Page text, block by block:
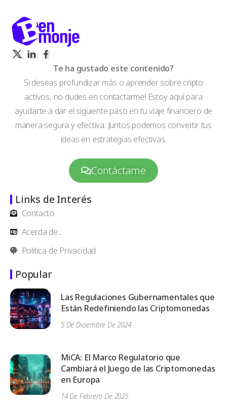
Te ha gustado este contenido?
Si deseas profundizar más o aprender sobre cripto
activos, no dudes en contactarme! Estoy aquí para
ayudarte a dar el siguiente paso en tu viaje financiero de
manera segura y efectiva. Juntos podemos convertir tus
ideas en estrategias efectivas.
Contáctame
Links de Interés
Contacto
Acerda de...
Politica de Privacidad
Popular
Las Regulaciones Gubernamentales que
Están Redefiniendo las Criptomonedas
5 De Diciembre De 2024
MiCA: El Marco Regulatorio que
Cambiará el Juego de las Criptomonedas
en Europa
14 De Febrero De 2025